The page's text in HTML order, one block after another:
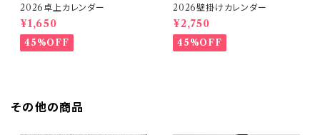
2026卓上カレンダー
¥1,650
45%OFF
2026壁掛けカレンダー
¥2,750
45%OFF
その他の商品